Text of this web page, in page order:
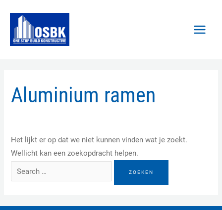
inhoud
Aluminium ramen
Het lijkt er op dat we niet kunnen vinden wat je zoekt.
Wellicht kan een zoekopdracht helpen.
naar: